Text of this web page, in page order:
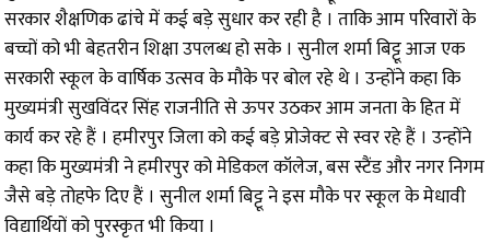
सरकार शैक्षणिक ढांचे में कई बड़े सुधार कर रही है । ताकि आम परिवारों के
बच्चों को भी बेहतरीन शिक्षा उपलब्ध हो सके । सुनील शर्मा बिट्टू आज एक
सरकारी स्कूल के वार्षिक उत्सव के मौके पर बोल रहे थे । उन्होंने कहा कि
मुख्यमंत्री सुखविंदर सिंह राजनीति से ऊपर उठकर आम जनता के हित में
कार्य कर रहे हैं । हमीरपुर जिला को कई बड़े प्रोजेक्ट से स्वर रहे हैं । उन्होंने
कहा कि मुख्यमंत्री ने हमीरपुर को मेडिकल कॉलेज, बस स्टैंड और नगर निगम
जैसे बड़े तोहफे दिए हैं । सुनील शर्मा बिट्टू ने इस मौके पर स्कूल के मेधावी
विद्यार्थियों को पुरस्कृत भी किया ।